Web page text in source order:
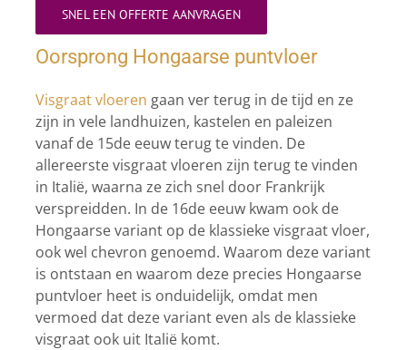
SNEL EEN OFFERTE AANVRAGEN
Oorsprong Hongaarse puntvloer
Visgraat vloeren gaan ver terug in de tijd en ze
zijn in vele landhuizen, kastelen en paleizen
vanaf de 15de eeuw terug te vinden. De
allereerste visgraat vloeren zijn terug te vinden
in Italië, waarna ze zich snel door Frankrijk
verspreidden. In de 16de eeuw kwam ook de
Hongaarse variant op de klassieke visgraat vloer,
ook wel chevron genoemd. Waarom deze variant
is ontstaan en waarom deze precies Hongaarse
puntvloer heet is onduidelijk, omdat men
vermoed dat deze variant even als de klassieke
visgraat ook uit Italië komt.